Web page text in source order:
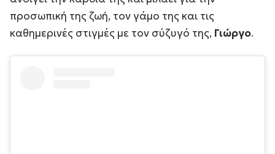
προσωπική της ζωή, τον γάμο της και τις
καθημερινές στιγμές με τον σύζυγό της, Γιώργο.